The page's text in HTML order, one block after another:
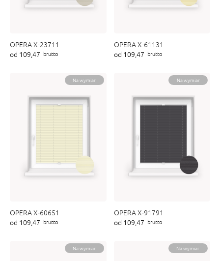
OPERA X-23711
od 109,47 brutto
OPERA X-61131
od 109,47 brutto
Na wymiar
OPERA X-60651
od 109,47 brutto
Na wymiar
OPERA X-91791
od 109,47 brutto
Na wymiar Na wymiar